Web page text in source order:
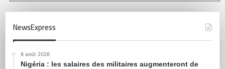
NewsExpress
8 août 2026
Nigéria : les salaires des militaires augmenteront de